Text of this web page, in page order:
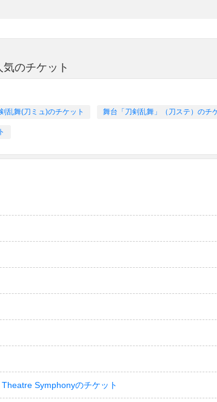
のチケット
乱舞(刀ミュ)のチケット 舞台「刀剣乱舞」（刀ステ）のチ
Symphonyのチケット